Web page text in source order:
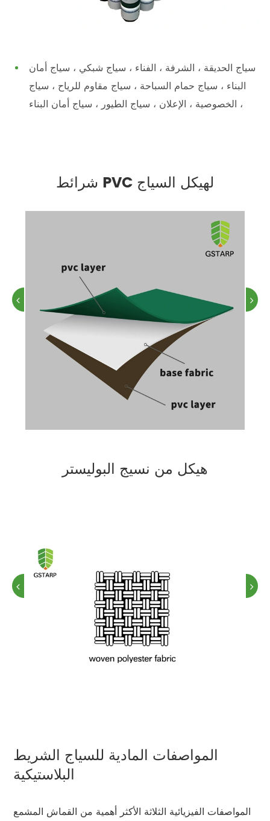
سياج الحديقة ، الشرفة ، الفناء ، سياج شبكي ، سياج أمان
البناء ، سياج حمام السباحة ، سياج مقاوم للرياح ، سياج
الخصوصية ، الإعلان ، سياج الطيور ، سياج أمان البناء ،
شرائط PVC لهيكل السياج
هيكل من نسيج البوليستر
المواصفات المادية للسياج الشريط
البلاستيكية
المواصفات الفيزيائية الثلاثة الأكثر أهمية من القماش المشمع